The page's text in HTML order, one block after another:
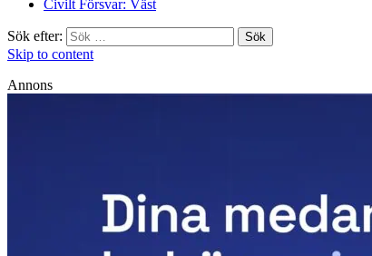
Civilt Försvar: Väst
Sök efter:
Skip to content
Annons